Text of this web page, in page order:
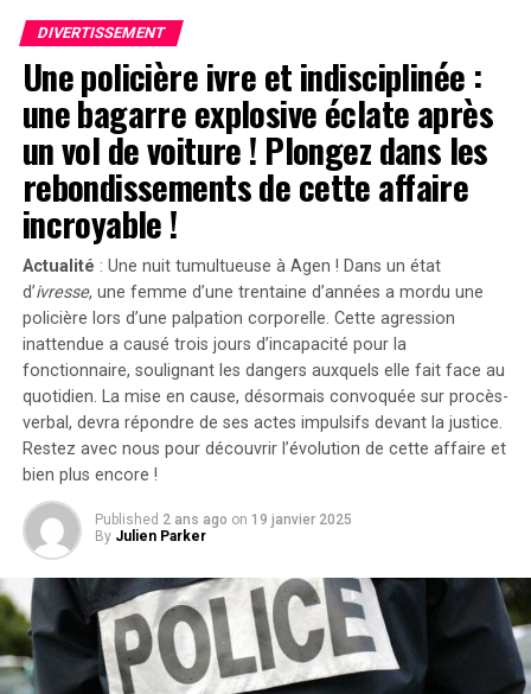
intrigant.
RELATED TOPICS: EGA JEU VIDÉO NOSTALGIE
RÉTRO
THE CRIMSON DIAMOND
UP NEXT
Les Missouriens s’exprimeront sur les paris sportifs en
novembre !
DON'T MISS
Playtech confirme des négociations pour une offre de 2
milliards de livres de Flutter sur Snaitech !
Variety. »SansEmanuel
Divergences dans les Arguments Juridiques
En réponse aux allégations portées contre lui, l’équipe
juridique défendant Shyamalan soutient que Tony
Basgallop, le créateur britannique derrière la série
Servant, avait commencé à développer ce projet bien
avant la sortie du film de Francesca Gregorini.
« Elle cherche simplement à tirer profit d’un travail
qu’elle n’a pas conçu », a affirmé l’avocate Brittany
Amadi lors du procès.En 2020, une première plainte
avait été rejetée ; néanmoins, la cour d’appel avait
rouvert l’affaire en considérant qu’il existait un débat
légitime concernant les « similarités substantielles »
entre les deux œuvres.Cette affaire soulève des
questions cruciales sur l’originalité dans le secteur
cinématographique et pourrait avoir des conséquences
significatives sur les droits d’auteur et la propriété
DIVERTISSEMENT
Une policière ivre et indisciplinée :
une bagarre explosive éclate après
un vol de voiture ! Plongez dans les
rebondissements de cette affaire
incroyable !
Actualité : Une nuit tumultueuse à Agen ! Dans un état
d’ivresse, une femme d’une trentaine d’années a mordu une
policière lors d’une palpation corporelle. Cette agression
inattendue a causé trois jours d’incapacité pour la
fonctionnaire, soulignant les dangers auxquels elle fait face au
quotidien. La mise en cause, désormais convoquée sur procès-
verbal, devra répondre de ses actes impulsifs devant la justice.
Restez avec nous pour découvrir l’évolution de cette affaire et
bien plus encore !
Published 2 ans ago on 19 janvier 2025
By Julien Parker